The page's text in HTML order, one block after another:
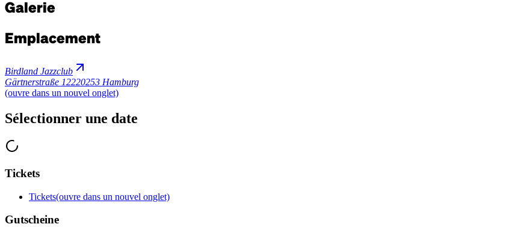
Galerie
Emplacement
Birdland Jazzclub
Gärtnerstraße 12220253 Hamburg
(ouvre dans un nouvel onglet)
Sélectionner une date
Tickets
Tickets(ouvre dans un nouvel onglet)
Gutscheine